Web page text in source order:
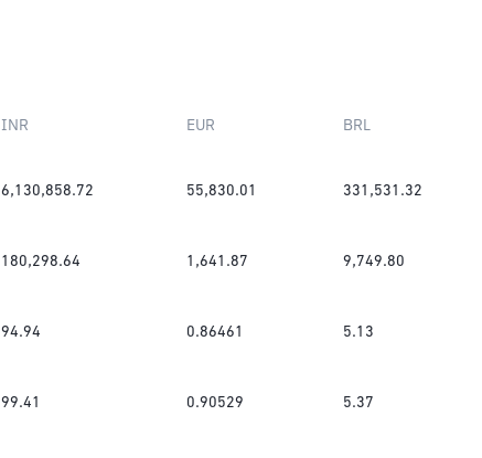
INR EUR BRL
6,130,858.72 55,830.01 331,531.32
180,298.64 1,641.87 9,749.80
94.94 0.86461 5.13
99.41 0.90529 5.37